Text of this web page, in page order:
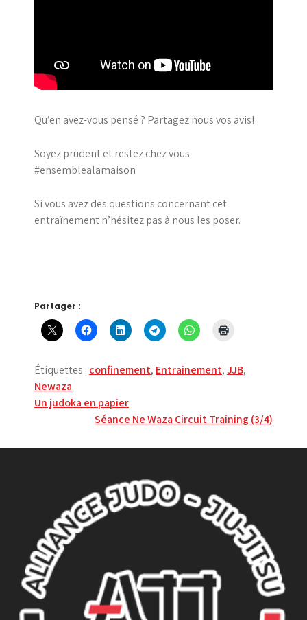
Qu’en avez-vous pensé ? Partagez nous vos avis!
Soyez prudent et restez chez vous
#ensemblealamaison
Si vous avez des questions concernant cet
entraînement n’hésitez pas à nous les poser.
Partager :
Étiquettes : confinement, Entrainement,JJB,
Newaza
Navigation
l’article
Un judoka en papier
Séance Ne Waza Circuit Training (3/4)